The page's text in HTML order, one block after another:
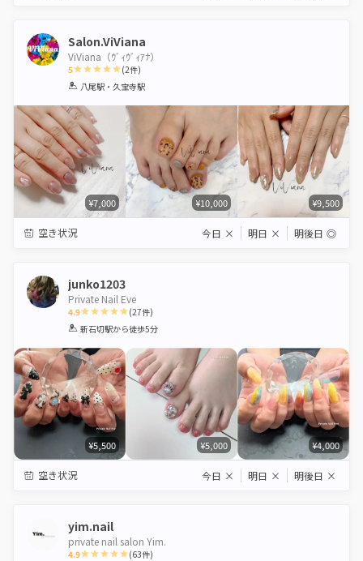
Salon.ViViana
ViViana（ｳﾞｨｳﾞｨｱﾅ）
5
1 2 3 4 5
(2件)
八尾駅・久宝寺駅
¥7,000 ¥10,000 ¥9,500
空き状況 今日 × 明日 × 明後日 ◎
junko1203
Private Nail Eve
4.9
1 2 3 4 5
(27件)
新石切駅から徒歩5分
¥5,500 ¥5,000 ¥4,000
空き状況 今日 × 明日 × 明後日 ×
yim.nail
private nail salon Yim.
4.9 (63件)